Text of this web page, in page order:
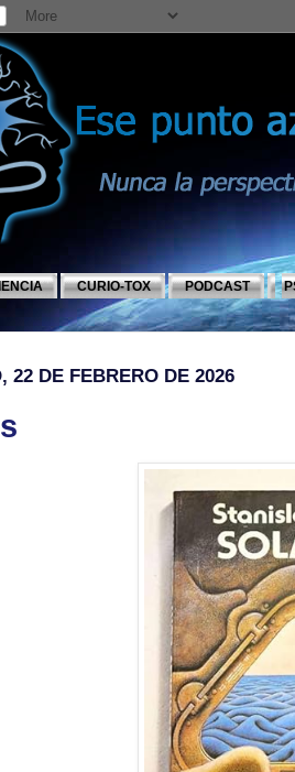
CURIO-TOX PODCAST
22 DE FEBRERO DE 2026